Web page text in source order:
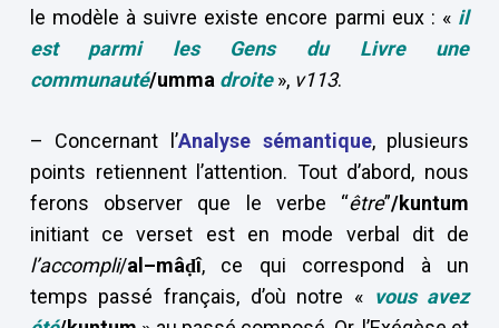
le modèle à suivre existe encore parmi eux : « il
est parmi les Gens du Livre une
communauté/ummadroite», v113.
– Concernant l’Analyse sémantique, plusieurs
points retiennent l’attention. Tout d’abord, nous
ferons observer que le verbe “être”/kuntum
initiant ce verset est en mode verbal dit de
l’accompli/al–mâḍî, ce qui correspond à un
temps passé français, d’où notre « vous avez